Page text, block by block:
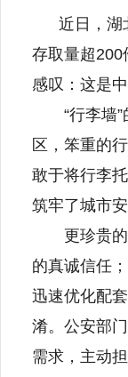
近日，湖北
存取量超200
感叹：这是
“行李墙”
区，笨重的
敢于将行李
筑牢了城市
更珍贵的是
的真诚信任
迅速优化配
淆。公安部
需求，主动